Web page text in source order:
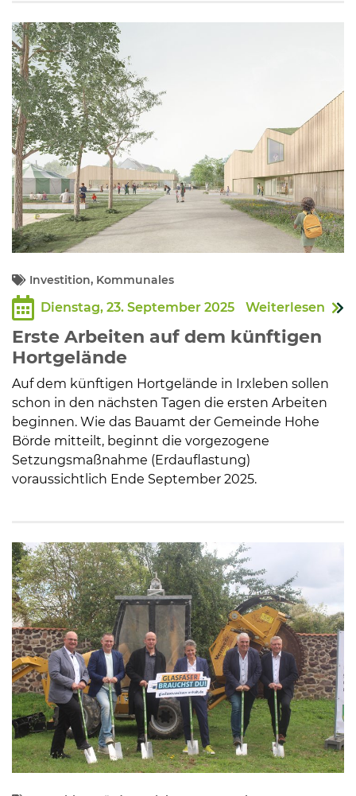
Investition, Kommunales
Dienstag, 23. September 2025 Weiterlesen
Erste Arbeiten auf dem künftigen
Hortgelände
Auf dem künftigen Hortgelände in Irxleben sollen
schon in den nächsten Tagen die ersten Arbeiten
beginnen. Wie das Bauamt der Gemeinde Hohe
Börde mitteilt, beginnt die vorgezogene
Setzungsmaßnahme (Erdauflastung)
voraussichtlich Ende September 2025.